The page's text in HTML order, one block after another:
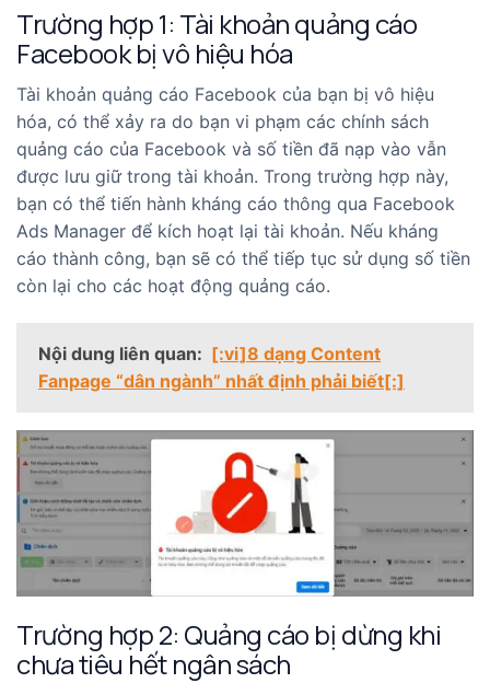
Trường hợp 1: Tài khoản quảng cáo
Facebook bị vô hiệu hóa
Tài khoản quảng cáo Facebook của bạn bị vô hiệu
hóa, có thể xảy ra do bạn vi phạm các chính sách
quảng cáo của Facebook và số tiền đã nạp vào vẫn
được lưu giữ trong tài khoản. Trong trường hợp này,
bạn có thể tiến hành kháng cáo thông qua Facebook
Ads Manager để kích hoạt lại tài khoản. Nếu kháng
cáo thành công, bạn sẽ có thể tiếp tục sử dụng số tiền
còn lại cho các hoạt động quảng cáo.
Nội dung liên quan: [:vi]8 dạng Content
Fanpage “dân ngành” nhất định phải biết[:]
Trường hợp 2: Quảng cáo bị dừng khi
chưa tiêu hết ngân sách